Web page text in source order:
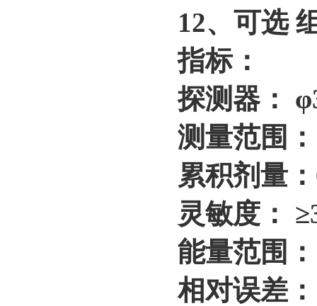
12、可选
指标：
探测器：
测量范围
累积剂量
灵敏度：
能量范围
相对误差